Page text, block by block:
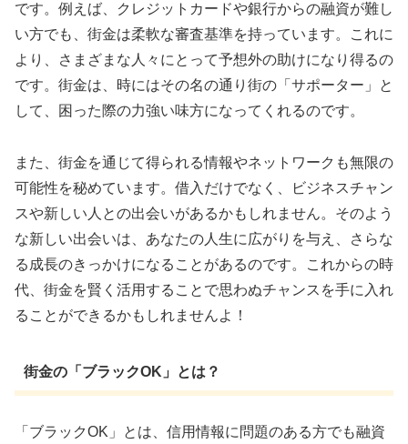
です。例えば、クレジットカードや銀行からの融資が難し
い方でも、街金は柔軟な審査基準を持っています。これに
より、さまざまな人々にとって予想外の助けになり得るの
です。街金は、時にはその名の通り街の「サポーター」と
して、困った際の力強い味方になってくれるのです。
また、街金を通じて得られる情報やネットワークも無限の
可能性を秘めています。借入だけでなく、ビジネスチャン
スや新しい人との出会いがあるかもしれません。そのよう
な新しい出会いは、あなたの人生に広がりを与え、さらな
る成長のきっかけになることがあるのです。これからの時
代、街金を賢く活用することで思わぬチャンスを手に入れ
ることができるかもしれませんよ！
街金の「ブラックOK」とは？
「ブラックOK」とは、信用情報に問題のある方でも融資